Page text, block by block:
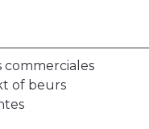
commerciales
of beurs